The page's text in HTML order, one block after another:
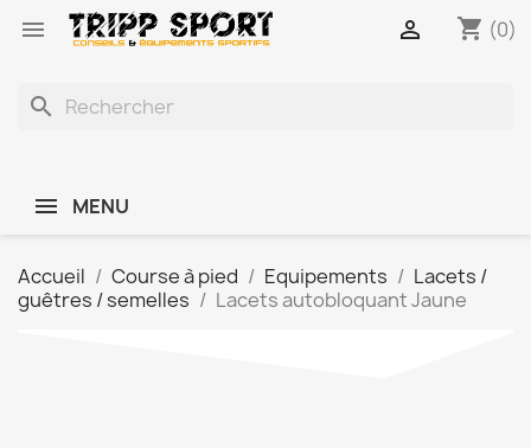
 shopping_cart (0)

search
MENU
Accueil Course à pied Equipements
Lacets /
guêtres / semelles
Lacets autobloquant Jaune